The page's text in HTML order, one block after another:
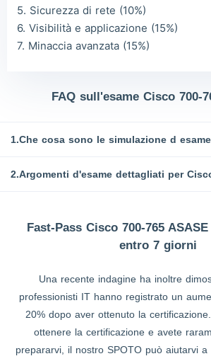
5. Sicurezza di rete (10%)
6. Visibilità e applicazione (15%)
7. Minaccia avanzata (15%)
FAQ sull'esame Cisco 700-
Fast-Pass Cisco 700-765
entro 7 giorni
Una recente indagine ha inoltre
professionisti IT hanno registrato un
20% dopo aver ottenuto la
ottenere la certificazione e avete
prepararvi, il nostro SPOTO può aiutarvi